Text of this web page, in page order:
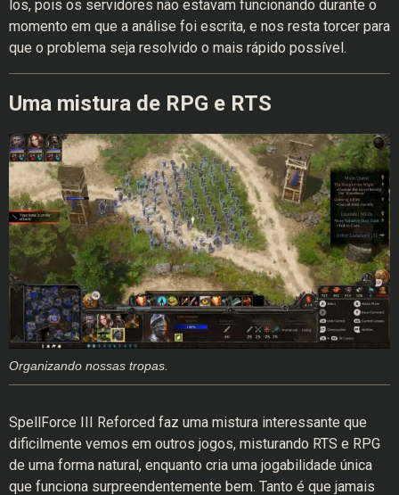
los, pois os servidores não estavam funcionando durante o
momento em que a análise foi escrita, e nos resta torcer para
que o problema seja resolvido o mais rápido possível.
Uma mistura de RPG e RTS
Organizando nossas tropas.
SpellForce III Reforced faz uma mistura interessante que
dificilmente vemos em outros jogos, misturando RTS e RPG
de uma forma natural, enquanto cria uma jogabilidade única
que funciona surpreendentemente bem. Tanto é que jamais